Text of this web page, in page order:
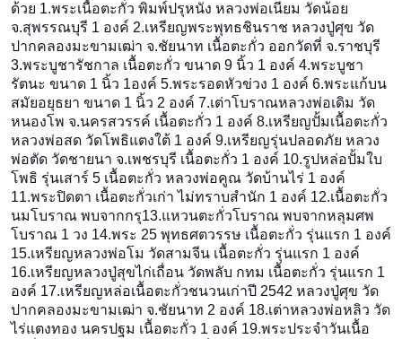
ด้วย 1.พระเนื้อตะกั่ว พิมพ์ปรุหนัง หลวงพ่อเนียม วัดน้อย
จ.สุพรรณบุรี 1 องค์ 2.เหรียญพระพุทธชินราช หลวงปู่ศุข วัด
ปากคลองมะขามเฒ่า จ.ชัยนาท เนื้อตะกั่ว ออกวัดที่ จ.ราชบุรี
3.พระบูชารัชกาล เนื้อตะกั่ว ขนาด 9 นิ้ว 1 องค์ 4.พระบูชา
รัตนะ ขนาด 1 นิ้ว 1องค์ 5.พระรอดหัวข่วง 1 องค์ 6.พระแก้บน
สมัยอยุธยา ขนาด 1 นิ้ว 2 องค์ 7.เต่าโบราณหลวงพ่อเดิม วัด
หนองโพ จ.นครสวรรค์ เนื้อตะกั่ว 1 องค์ 8.เหรียญปั้มเนื้อตะกั่ว
หลวงพ่อสด วัดโพธิแตงใต้ 1 องค์ 9.เหรียญรุ่นปลอดภัย หลวง
พ่อตัด วัดชายนา จ.เพชรบุรี เนื้อตะกั่ว 1 องค์ 10.รูปหล่อปั้มใบ
โพธิ รุ่นเสาร์ 5 เนื้อตะกั่ว หลวงพ่อคูณ วัดบ้านไร่ 1 องค์
11.พระปิดตา เนื้อตะกั่วเก่า ไม่ทราบสำนัก 1 องค์ 12.เนื้อตะกั่ว
นมโบราณ พบจากกรุ13.แหวนตะกั่วโบราณ พบจากหลุมศพ
โบราณ 1 วง 14.พระ 25 พุทธศตวรรษ เนื้อตะกั่ว รุ่นแรก 1 องค์
15.เหรียญหลวงพ่อโม วัดสามจีน เนื้อตะกั่ว รุ่นแรก 1 องค์
16.เหรียญหลวงปู่สุขไก่เถื่อน วัดพลับ กทม เนื้อตะกั่ว รุ่นแรก 1
องค์ 17.เหรียญหล่อเนื้อตะกั่วชนวนเก่าปี 2542 หลวงปู่ศุข วัด
ปากคลองมะขามเฒ่า จ.ชัยนาท 2 องค์ 18.เต่าหลวงพ่อหลิว วัด
ไร่แตงทอง นครปฐม เนื้อตะกั่ว 1 องค์ 19.พระประจำวันเนื้อ